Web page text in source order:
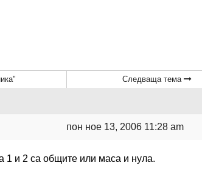
Следваща тема
пон ное 13, 2006 11:28 am
1 и 2 са общите или маса и нула.